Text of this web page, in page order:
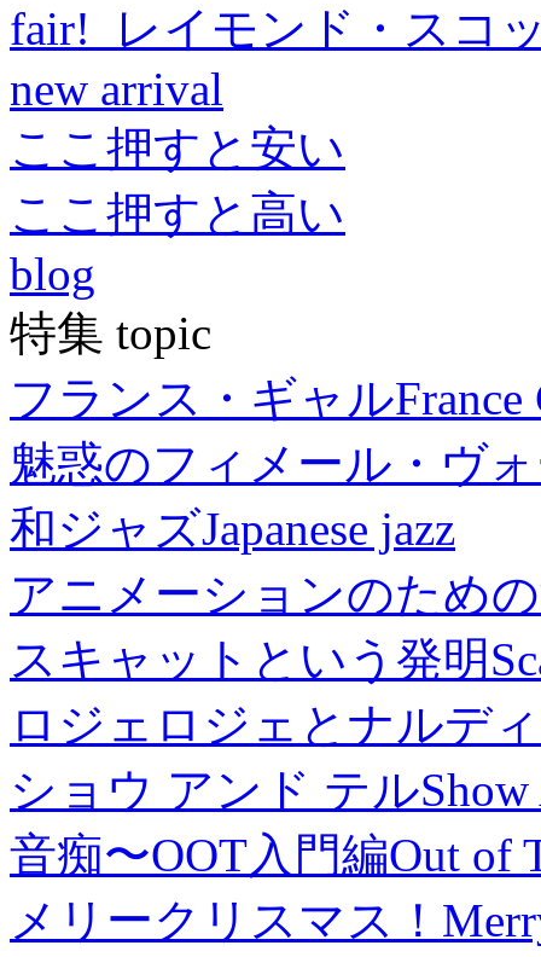
fair! レイモンド・スコ
new arrival
ここ押すと安い
ここ押すと高い
blog
特集 topic
フランス・ギャルFrance
魅惑のフィメール・ヴ
和ジャズJapanese jazz
アニメーションのため
スキャットという発明
ロジェロジェとナルデ
ショウ アンド テル
音痴〜OOT入門編Out of
メリークリスマス！